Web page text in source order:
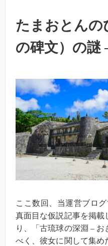
たまおとんの
の碑文）の謎
ここ数回、当運営ブロ
真面目な仮説記事を掲載
り、「古琉球の深淵 –
べく、彼女に関して集め